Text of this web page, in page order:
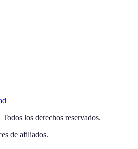
. Todos los derechos reservados.
de afiliados.